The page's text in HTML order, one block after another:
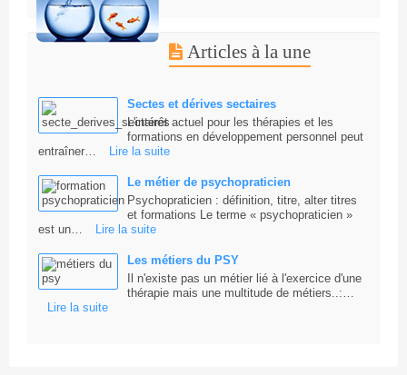
Articles à la une
Sectes et dérives sectaires
L'intérêt actuel pour les thérapies et les
formations en développement personnel peut
entraîner…
Lire la suite
Le métier de psychopraticien
Psychopraticien : définition, titre, alter titres
et formations Le terme « psychopraticien »
est un…
Lire la suite
Les métiers du PSY
Il n'existe pas un métier lié à l'exercice d'une
thérapie mais une multitude de métiers..:…
Lire la suite